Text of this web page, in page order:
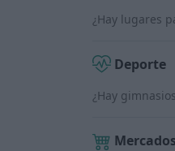
¿Hay lugares
Deporte
¿Hay
Mercados